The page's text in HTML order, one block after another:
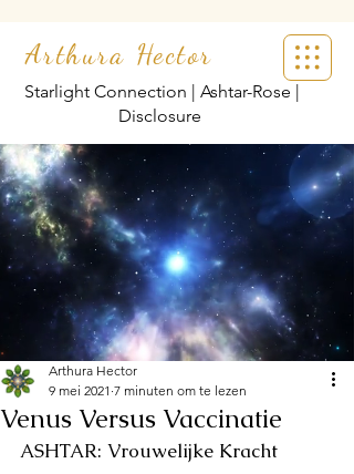
Arthura Hector
Starlight Connection | Ashtar-Rose |
Disclosure
Venus Versus Vaccinatie
Arthura Hector
9 mei 2021 7 minuten om te lezen
ASHTAR: Vrouwelijke Kracht